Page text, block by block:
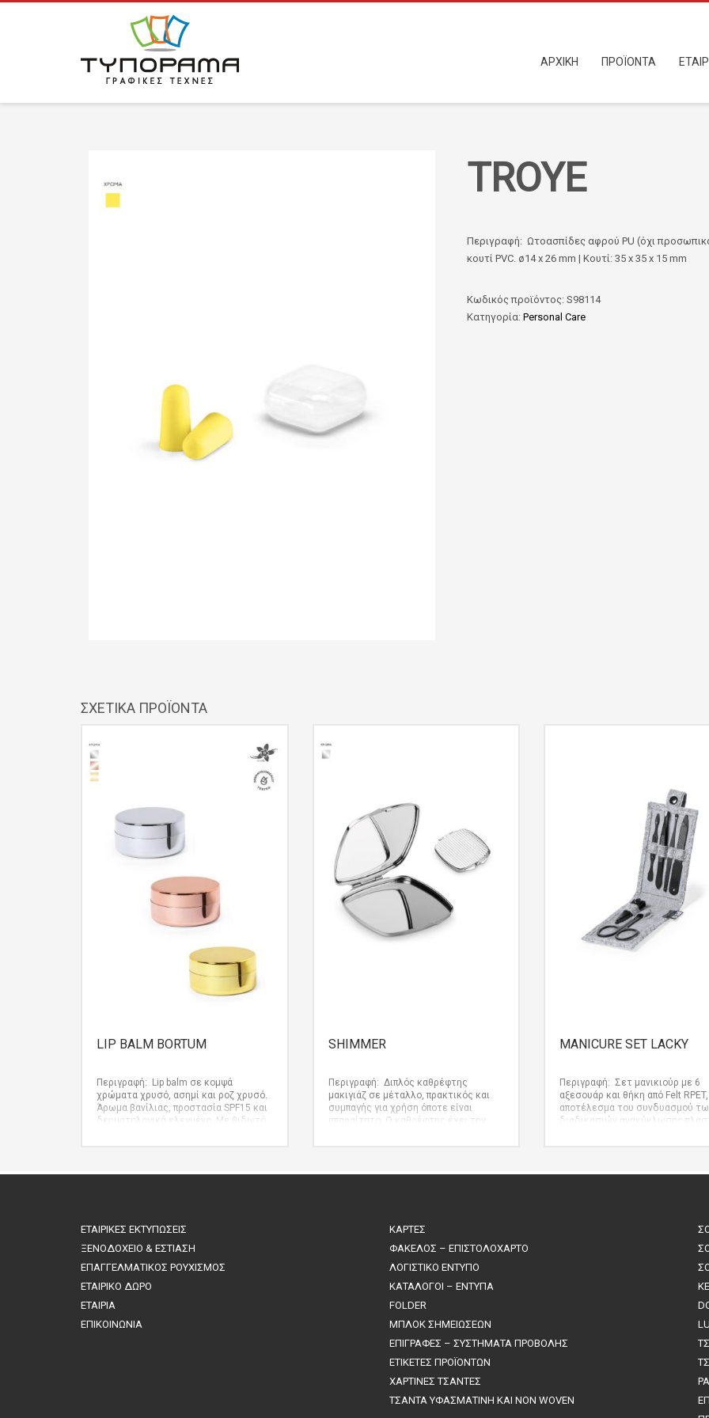
ΑΡΧΙΚΗ ΠΡΟΪΟΝΤΑ
TROYE
Περιγραφή: Ωτοασπίδες αφρού PU (όχι
κουτί PVC. ø14 x 26 mm | Κουτί: 35 x 35 x 15 mm
Κωδικός προϊόντος: S98114
Κατηγορία: Personal Care
ΣΧΕΤΙΚΆ ΠΡΟΪΌΝΤΑ
LIP BALM BORTUM
Περιγραφή: Lip balm σε κομψά
χρώματα χρυσό, ασημί και ροζ χρυσό.
Άρωμα βανίλιας, προστασία SPF15 και
δερματολογικά ελεγμένο. Με βιδωτό
SHIMMER
Περιγραφή: Διπλός καθρέφτης
μακιγιάζ σε μέταλλο, πρακτικός και
συμπαγής για χρήση όποτε είναι
απαραίτητο. Ο καθρέφτης έχει την
MANICURE SET LACKY
Περιγραφή: Σετ μανικιούρ με 6
αξεσουάρ και θήκη από Felt RPET,
αποτέλεσμα του συνδυασμού
διαδικασιών ανακύκλωσης
νυχοκόπτη, λίμα νυχιών και 2
αφαίρεσης της επιδερμίδας. Με
χαρακτηριστική ετικέτα RPET. 6
ΕΤΑΙΡΙΚΕΣ ΕΚΤΥΠΩΣΕΙΣ
ΞΕΝΟΔΟΧΕΙΟ & ΕΣΤΙΑΣΗ
ΕΠΑΓΓΕΛΜΑΤΙΚΟΣ ΡΟΥΧΙΣΜΟΣ
ΕΤΑΙΡΙΚΟ ΔΩΡΟ
ΕΤΑΙΡΙΑ
ΕΠΙΚΟΙΝΩΝΙΑ
ΚΑΡΤΕΣ
ΦΑΚΕΛΟΣ – ΕΠΙΣΤΟΛΟΧΑΡΤΟ
ΛΟΓΙΣΤΙΚΟ ΕΝΤΥΠΟ
ΚΑΤΑΛΟΓΟΙ – ΕΝΤΥΠΑ
FOLDER
ΜΠΛΟΚ ΣΗΜΕΙΩΣΕΩΝ
ΕΠΙΓΡΑΦΕΣ – ΣΥΣΤΗΜΑΤΑ ΠΡΟΒΟΛΗΣ
ΕΤΙΚΕΤΕΣ ΠΡΟΪΟΝΤΩΝ
ΧΑΡΤΙΝΕΣ ΤΣΑΝΤΕΣ
ΤΣΑΝΤΑ ΥΦΑΣΜΑΤΙΝΗ ΚΑΙ NON WOVEN